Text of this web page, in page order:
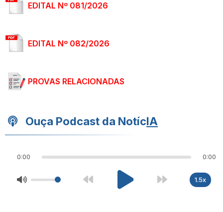
EDITAL Nº 081/2026
EDITAL Nº 082/2026
PROVAS RELACIONADAS
Ouça Podcast da NotícIA
0:00 0:00
1.5x